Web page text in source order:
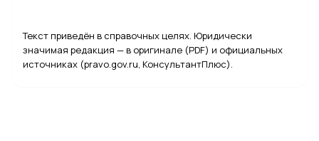
Текст приведён в справочных целях. Юридически
значимая редакция — в оригинале (PDF) и официальных
источниках (pravo.gov.ru, КонсультантПлюс).